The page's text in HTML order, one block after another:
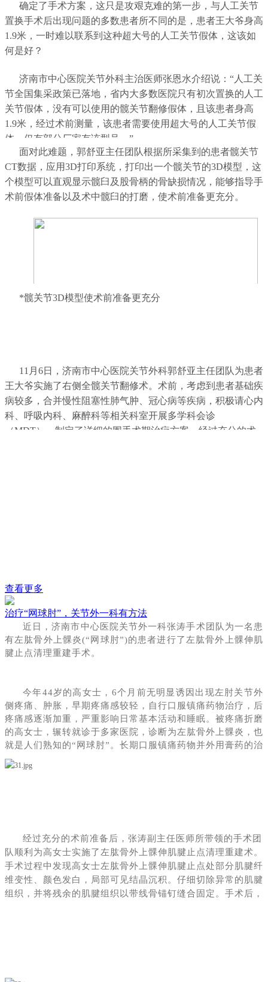
确定了手术方案，这只是攻艰克难的第一步，与人工关节
置换手术后出现问题的多数患者所不同的是，患者王大爷身高
1.9米，一时难以联系到这种超大号的人工关节假体，这该如
何是好？
济南市中心医院关节外科主治医师张恩水介绍说：“人工关
节全国集采政策已落地，省内大多数医院只有初次置换的人工
关节假体，没有可以使用的髋关节翻修假体，且该患者身高
1.9米，经过术前测量，该患者需要使用超大号的人工关节假
体，仅有部分厂家有该型号。”
面对此难题，郭舒亚主任团队根据所采集到的患者髋关节
CT数据，应用3D打印系统，打印出一个髋关节的3D模型，这
个模型可以直观显示髋臼及股骨柄的骨缺损情况，能够指导手
术前假体准备以及术中髋臼的打磨，使术前准备更充分。
*髋关节3D模型使术前准备更充分
11月6日，济南市中心医院关节外科郭舒亚主任团队为患者
王大爷实施了右侧全髋关节翻修术。术前，考虑到患者基础疾
病较多，合并慢性阻塞性肺气肿、冠心病等疾病，积极请心内
科、呼吸内科、麻醉科等相关科室开展多学科会诊
（MDT），制定了详细的围手术期治疗方案。经过充分的术
查看更多
治疗“网球肘”，关节外一科有方法
近日，济南市中心医院关节外一科张涛手术团队为一名患
有左肱骨外上髁炎(“网球肘”)的患者进行了左肱骨外上髁伸肌
腱止点清理重建手术。
今年44岁的高女士，6个月前无明显诱因出现左肘关节外
侧疼痛、肿胀，早期疼痛感较轻，自行口服镇痛药物治疗，后
疼痛感逐渐加重，严重影响日常基本活动和睡眠。被疼痛折磨
的高女士，辗转就诊于多家医院，诊断为左肱骨外上髁炎，也
就是人们熟知的“网球肘”。长期口服镇痛药物并外用膏药的治
疗，并没有取得良好的疗效。在外院就诊期间，高女士曾多次
接受糖皮质激素局部注射治疗，也就是人们熟知的“打封闭”。
断明确。目前高女士左肘关节外侧疼痛严重、肘关节活动受
限，严重影响工作及日常生活，经过长期保守治疗，效果欠
佳，具备手术治疗指征。
经过充分的术前准备后，张涛副主任医师所带领的手术团
队顺利为高女士实施了左肱骨外上髁伸肌腱止点清理重建术。
手术过程中发现高女士左肱骨外上髁伸肌腱止点处部分肌腱纤
维变性、颜色发白，局部可见结晶沉积。仔细切除异常的肌腱
组织，并将残余的肌腱组织以带线骨锚钉缝合固定。手术后，